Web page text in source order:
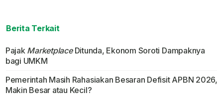
Berita Terkait
Pajak MarketplaceDitunda, Ekonom Soroti Dampaknya
bagi UMKM
Pemerintah Masih Rahasiakan Besaran Defisit APBN 2026,
Makin Besar atau Kecil?